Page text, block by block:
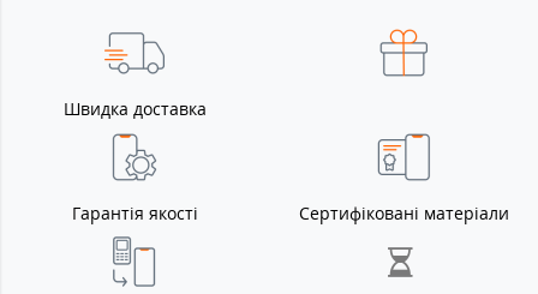
Швидка доставка
Гарантія якості Сертифіковані матеріали